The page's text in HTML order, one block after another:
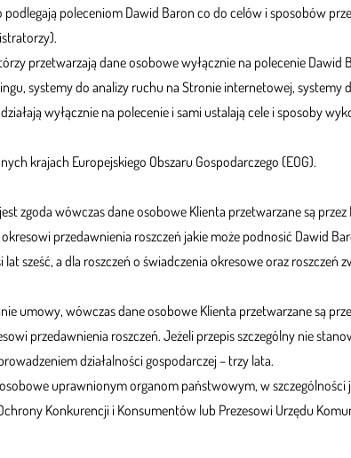
poleceniom Dawid Baron co do celów i sposobów
przetwarzają dane osobowe wyłącznie na polecenie
systemy do analizy ruchu na Stronie internetowej,
wyłącznie na polecenie i sami ustalają cele i sposoby
krajach Europejskiego Obszaru Gospodarczego (EOG).
zgoda wówczas dane osobowe Klienta przetwarzane są
przedawnienia roszczeń jakie może podnosić Dawid
sześć, a dla roszczeń o świadczenia okresowe oraz roszczeń
umowy, wówczas dane osobowe Klienta przetwarzane są
przedawnienia roszczeń. Jeżeli przepis szczególny nie
działalności gospodarczej – trzy lata.
uprawnionym organom państwowym, w
Konkurencji i Konsumentów lub Prezesowi Urzędu